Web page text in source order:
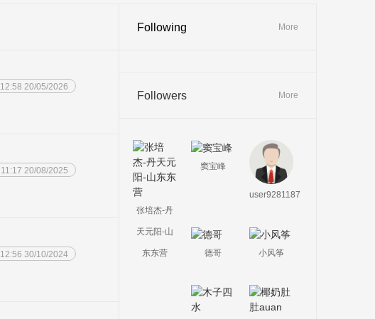
12:58 20/05/2026
11:17 20/08/2025
12:56 30/10/2024
Following More
Followers More
张培杰-丹
天元阳-山
东东营
窦宝峰
user9281187
德哥 小风筝